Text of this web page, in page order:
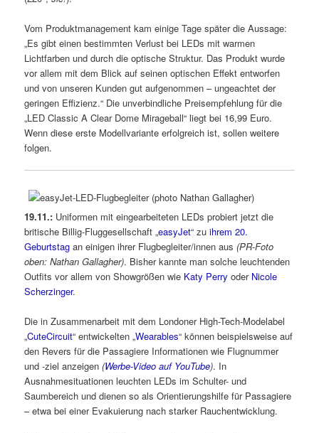
Vom Produktmanagement kam einige Tage später die Aussage:
„Es gibt einen bestimmten Verlust bei LEDs mit warmen
Lichtfarben und durch die optische Struktur. Das Produkt wurde
vor allem mit dem Blick auf seinen optischen Effekt entworfen
und von unseren Kunden gut aufgenommen – ungeachtet der
geringen Effizienz.“ Die unverbindliche Preisempfehlung für die
„LED Classic A Clear Dome Mirageball“ liegt bei 16,99 Euro.
Wenn diese erste Modellvariante erfolgreich ist, sollen weitere
folgen.
19.11.: Uniformen mit eingearbeiteten LEDs probiert jetzt die
britische Billig-Fluggesellschaft „easyJet“ zu ihrem 20.
Geburtstag an einigen ihrer Flugbegleiter/innen aus(PR-Foto
oben: Nathan Gallagher). Bisher kannte man solche leuchtenden
Outfits vor allem von Showgrößen wie Katy Perry oder Nicole
Scherzinger.
Die in Zusammenarbeit mit dem Londoner High-Tech-Modelabel
„CuteCircuit“ entwickelten „Wearables“ können beispielsweise auf
den Revers für die Passagiere Informationen wie Flugnummer
und -ziel anzeigen(Werbe-Video auf YouTube). In
Ausnahmesituationen leuchten LEDs im Schulter- und
Saumbereich und dienen so als Orientierungshilfe für Passagiere
– etwa bei einer Evakuierung nach starker Rauchentwicklung.